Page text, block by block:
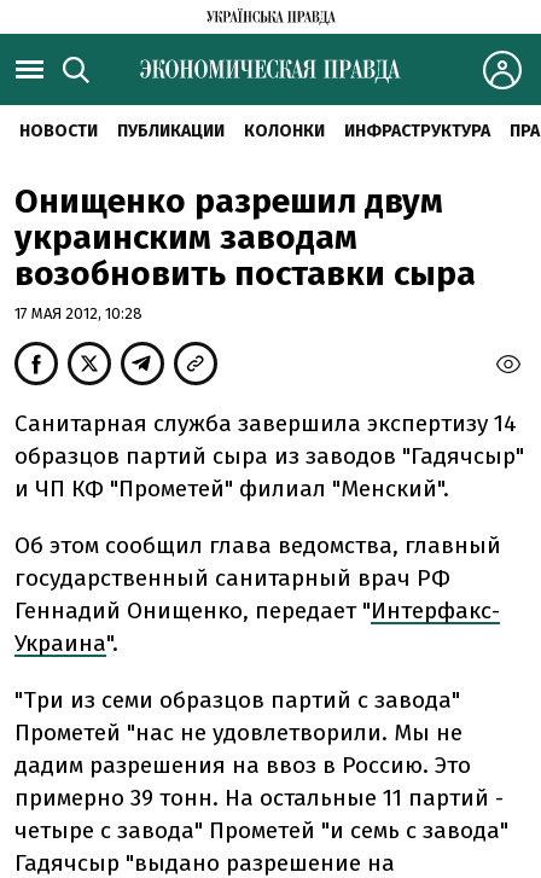
НОВОСТИ ПУБЛИКАЦИИ КОЛОНКИ ИНФРАСТРУКТУРА
Онищенко разрешил двум
украинским заводам
возобновить поставки сыра
17 МАЯ 2012, 10:28
Санитарная служба завершила экспертизу 14
образцов партий сыра из заводов "Гадячсыр"
и ЧП КФ "Прометей" филиал "Менский".
Об этом сообщил глава ведомства, главный
государственный санитарный врач РФ
Геннадий Онищенко, передает "Интерфакс-
Украина".
"Три из семи образцов партий с завода"
Прометей "нас не удовлетворили. Мы не
дадим разрешения на ввоз в Россию. Это
примерно 39 тонн. На остальные 11 партий -
четыре с завода" Прометей "и семь с завода"
Гадячсыр "выдано разрешение на